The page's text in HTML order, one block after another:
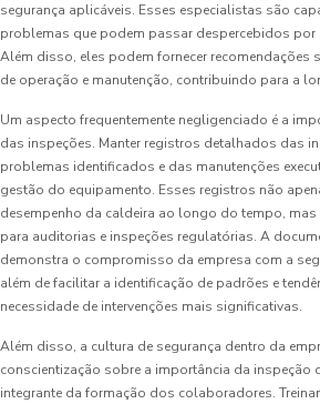
segurança aplicáveis. Esses especialistas são
problemas que podem passar despercebidos
Além disso, eles podem fornecer recomendações
de operação e manutenção, contribuindo para a
Um aspecto frequentemente negligenciado é a
das inspeções. Manter registros detalhados das
problemas identificados e das manutenções
gestão do equipamento. Esses registros não
desempenho da caldeira ao longo do tempo,
para auditorias e inspeções regulatórias. A
demonstra o compromisso da empresa com a
além de facilitar a identificação de padrões e
necessidade de intervenções mais significativas.
Além disso, a cultura de segurança dentro da
conscientização sobre a importância da inspeção
integrante da formação dos colaboradores.